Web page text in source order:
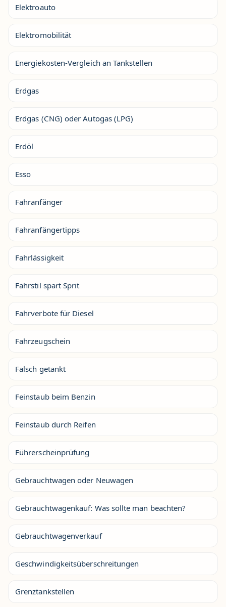
Elektroauto
Elektromobilität
Energiekosten-Vergleich an Tankstellen
Erdgas
Erdgas (CNG) oder Autogas (LPG)
Erdöl
Esso
Fahranfänger
Fahranfängertipps
Fahrlässigkeit
Fahrstil spart Sprit
Fahrverbote für Diesel
Fahrzeugschein
Falsch getankt
Feinstaub beim Benzin
Feinstaub durch Reifen
Führerscheinprüfung
Gebrauchtwagen oder Neuwagen
Gebrauchtwagenkauf: Was sollte man beachten?
Gebrauchtwagenverkauf
Geschwindigkeitsüberschreitungen
Grenztankstellen